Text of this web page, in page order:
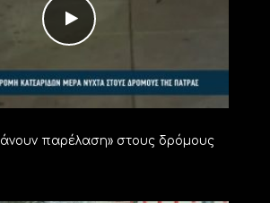
παρέλαση» στους δρόμους